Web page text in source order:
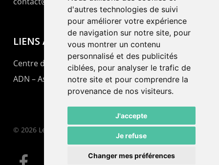
d'autres technologies de suivi
pour améliorer votre expérience
de navigation sur notre site, pour
vous montrer un contenu
personnalisé et des publicités
ciblées, pour analyser le trafic de
notre site et pour comprendre la
provenance de nos visiteurs.
J'accepte
Je refuse
Changer mes préférences
LIENS AMIS
Centre de culture ABC
ADN – Association Danse Neuchâtel
© 2026 Le Pommier.
facebook email